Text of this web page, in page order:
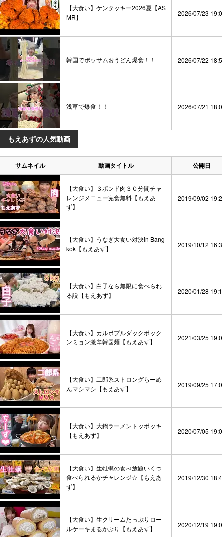
【大食い】ケンタッキー2026夏【AS
MR】
2026/07/23
韓国でポッサムおうどん爆食！！ 2026/07/22
浅草で爆食！！ 2026/07/21
もえあずの人気動画
サムネイル 動画タイトル 公開日
【大食い】３ポンド肉３０分間チャ
レンジメニュー完食無料【もえあ
ず】
2019/09/02
【大食い】うなぎ大食い対決in Bang
kok【もえあず】
2019/10/12
【大食い】白子なら無限に食べられ
る説【もえあず】
2020/01/28
【大食い】カルボプルダックポック
ンミョン激辛韓国麺【もえあず】
2021/03/25
【大食い】二郎系ストロングらーめ
んマシマシ【もえあず】
2019/09/25
【大食い】大鍋ラーメントッポッキ
【もえあず】
2020/07/05
【大食い】生牡蠣の食べ放題いくつ
食べられるかチャレンジ☆【もえあ
ず】
2019/12/30
【大食い】生クリームたっぷりロー
ルケーキまるかぶり【もえあず】
2020/12/19